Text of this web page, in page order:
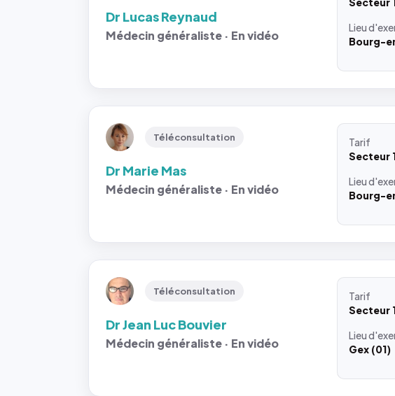
Dr Lucas Reynaud
Médecin généraliste · En vidéo
Lieu
Bourg-
Téléconsultation
Dr Marie Mas
Médecin généraliste · En vidéo
Tarif
Secteur
Lieu
Bourg-
Téléconsultation
Dr Jean Luc Bouvier
Médecin généraliste · En vidéo
Tarif
Secteur
Lieu
Gex (01)